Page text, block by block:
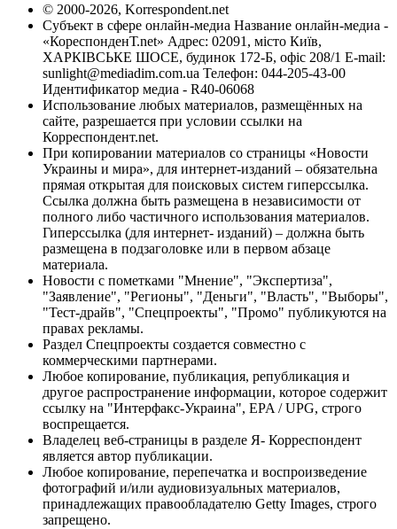
© 2000-2026, Korrespondent.net
Субъект в сфере онлайн-медиа Название онлайн-медиа -
«КореспонденТ.net» Адрес: 02091, місто Київ,
ХАРКІВСЬКЕ ШОСЕ, будинок 172-Б, офіс 208/1 E-mail:
sunlight@mediadim.com.ua Телефон: 044-205-43-00
Идентификатор медиа - R40-06068
Использование любых материалов, размещённых на
сайте, разрешается при условии ссылки на
Корреспондент.net.
При копировании материалов со страницы «Новости
Украины и мира», для интернет-изданий – обязательна
прямая открытая для поисковых систем гиперссылка.
Ссылка должна быть размещена в независимости от
полного либо частичного использования материалов.
Гиперссылка (для интернет- изданий) – должна быть
размещена в подзаголовке или в первом абзаце
материала.
Новости с пометками "Мнение", "Экспертиза",
"Заявление", "Регионы", "Деньги", "Власть", "Выборы",
"Тест-драйв", "Спецпроекты", "Промо" публикуются на
правах рекламы.
Раздел Спецпроекты создается совместно с
коммерческими партнерами.
Любое копирование, публикация, републикация и
другое распространение информации, которое содержит
ссылку на "Интерфакс-Украина", EPA / UPG, строго
воспрещается.
Владелец веб-страницы в разделе Я- Корреспондент
является автор публикации.
Любое копирование, перепечатка и воспроизведение
фотографий и/или аудиовизуальных материалов,
принадлежащих правообладателю Getty Images, строго
запрещено.